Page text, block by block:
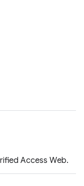
Access Web.